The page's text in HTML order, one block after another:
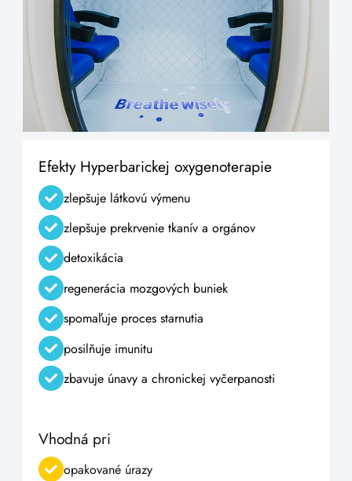
Efekty Hyperbarickej oxygenoterapie
zlepšuje látkovú výmenu
zlepšuje prekrvenie tkanív a orgánov
detoxikácia
regenerácia mozgových buniek
spomaľuje proces starnutia
posilňuje imunitu
zbavuje únavy a chronickej vyčerpanosti
Vhodná pri
opakované úrazy